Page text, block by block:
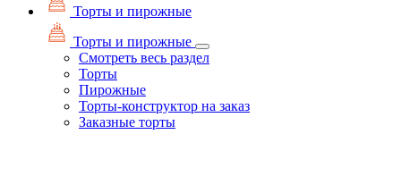
Торты и пирожные
Торты и пирожные
Смотреть весь раздел
Торты
Пирожные
Торты-конструктор на заказ
Заказные торты